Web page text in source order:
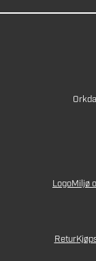
LogoMiljø
Retur